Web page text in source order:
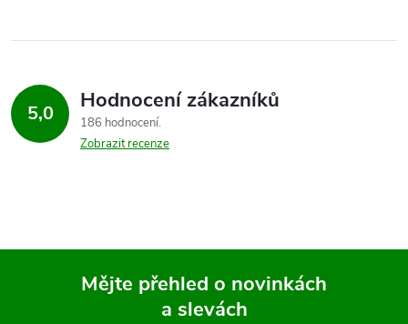
5,0 Hodnocení zákazníků
186 hodnocení
Zobrazit recenze
Mějte přehled o novinkách
a slevách